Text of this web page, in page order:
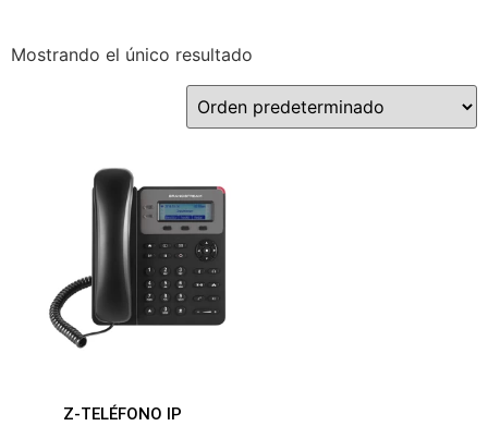
Mostrando el único resultado
Z-TELÉFONO IP